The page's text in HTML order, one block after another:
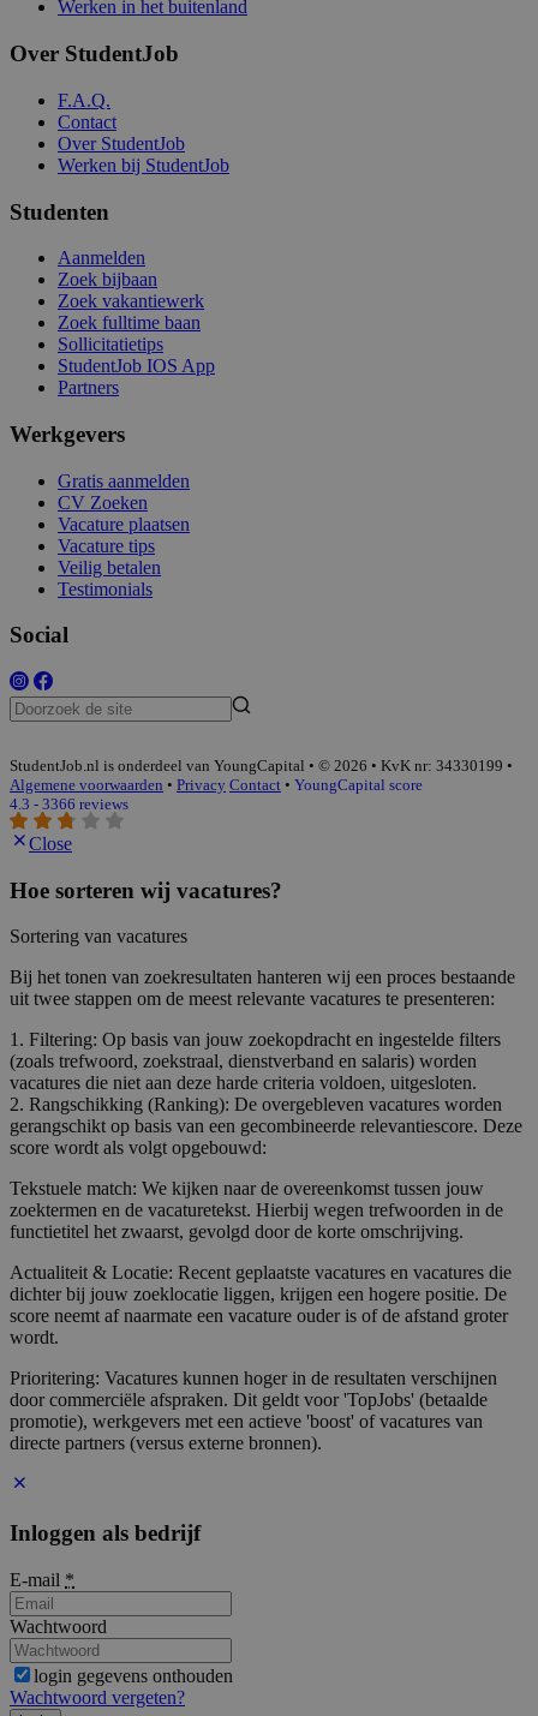
Werken in het buitenland
Over StudentJob
F.A.Q.
Contact
Over StudentJob
Werken bij StudentJob
Studenten
Aanmelden
Zoek bijbaan
Zoek vakantiewerk
Zoek fulltime baan
Sollicitatietips
StudentJob IOS App
Partners
Werkgevers
Gratis aanmelden
CV Zoeken
Vacature plaatsen
Vacature tips
Veilig betalen
Testimonials
Social
StudentJob.nl is onderdeel van YoungCapital • © 2026 • KvK nr: 34330199 •
Algemene voorwaarden • Privacy Contact • YoungCapital score
4.3 - 3366 reviews
Close
Hoe sorteren wij vacatures?
Sortering van vacatures
Bij het tonen van zoekresultaten hanteren wij een proces bestaande
uit twee stappen om de meest relevante vacatures te presenteren:
1. Filtering: Op basis van jouw zoekopdracht en ingestelde filters
(zoals trefwoord, zoekstraal, dienstverband en salaris) worden
vacatures die niet aan deze harde criteria voldoen, uitgesloten.
2. Rangschikking (Ranking): De overgebleven vacatures worden
gerangschikt op basis van een gecombineerde relevantiescore. Deze
score wordt als volgt opgebouwd:
Tekstuele match: We kijken naar de overeenkomst tussen jouw
zoektermen en de vacaturetekst. Hierbij wegen trefwoorden in de
functietitel het zwaarst, gevolgd door de korte omschrijving.
Actualiteit & Locatie: Recent geplaatste vacatures en vacatures die
dichter bij jouw zoeklocatie liggen, krijgen een hogere positie. De
score neemt af naarmate een vacature ouder is of de afstand groter
wordt.
Prioritering: Vacatures kunnen hoger in de resultaten verschijnen
door commerciële afspraken. Dit geldt voor 'TopJobs' (betaalde
promotie), werkgevers met een actieve 'boost' of vacatures van
directe partners (versus externe bronnen).
Inloggen als bedrijf
E-mail *
Wachtwoord
login gegevens onthouden
Wachtwoord vergeten?